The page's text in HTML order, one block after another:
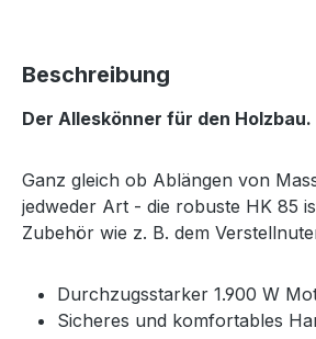
Beschreibung
Der Alleskönner für den Holzbau.
Ganz gleich ob Ablängen von
jedweder Art - die robuste HK 85
Zubehör wie z. B. dem
Durchzugsstarker 1.900 W
Sicheres und komfortables